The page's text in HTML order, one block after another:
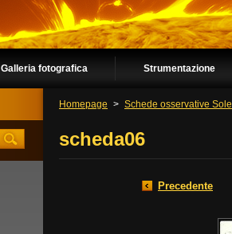
Galleria fotografica Strumentazione
Homepage > Schede osservative Sole
scheda06
Precedente